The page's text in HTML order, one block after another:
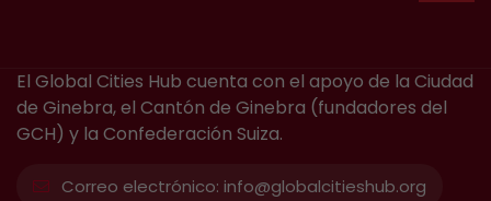
El Global Cities Hub cuenta con el apoyo de la Ciudad
de Ginebra, el Cantón de Ginebra (fundadores del
GCH) y la Confederación Suiza.
Correo electrónico: info@globalcitieshub.org